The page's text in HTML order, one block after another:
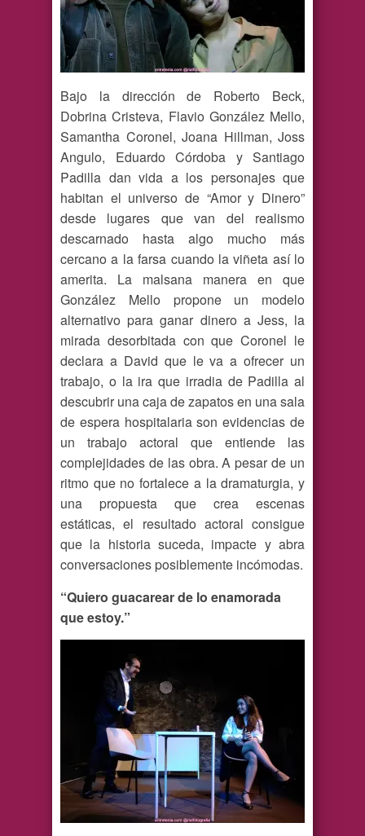
Bajo la dirección de Roberto Beck,
Dobrina Cristeva, Flavio González Mello,
Samantha Coronel, Joana Hillman, Joss
Angulo, Eduardo Córdoba y Santiago
Padilla dan vida a los personajes que
habitan el universo de “Amor y Dinero”
desde lugares que van del realismo
descarnado hasta algo mucho más
cercano a la farsa cuando la viñeta así lo
amerita. La malsana manera en que
González Mello propone un modelo
alternativo para ganar dinero a Jess, la
mirada desorbitada con que Coronel le
declara a David que le va a ofrecer un
trabajo, o la ira que irradia de Padilla al
descubrir una caja de zapatos en una sala
de espera hospitalaria son evidencias de
un trabajo actoral que entiende las
complejidades de las obra. A pesar de un
ritmo que no fortalece a la dramaturgia, y
una propuesta que crea escenas
estáticas, el resultado actoral consigue
que la historia suceda, impacte y abra
conversaciones posiblemente incómodas.
“Quiero guacarear de lo enamorada
que estoy.”